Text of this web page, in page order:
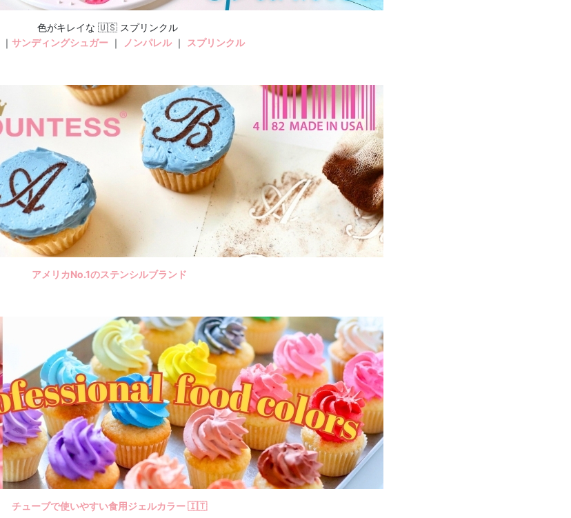
色がキレイな 🇺🇸 スプリンクル
｜ サンディングシュガー ｜ ノンパレル｜ スプリンクル
アメリカNo.1のステンシルブランド
チューブで使いやすい食用ジェルカラー 🇮🇹